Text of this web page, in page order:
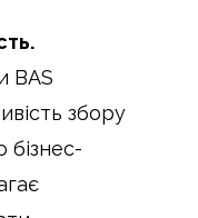
BAS
збору
бізнес-